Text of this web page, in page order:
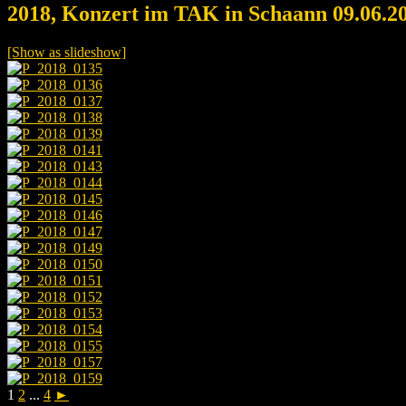
2018, Konzert im TAK in Schaann
[Show as slideshow]
1 2 ... 4 ►